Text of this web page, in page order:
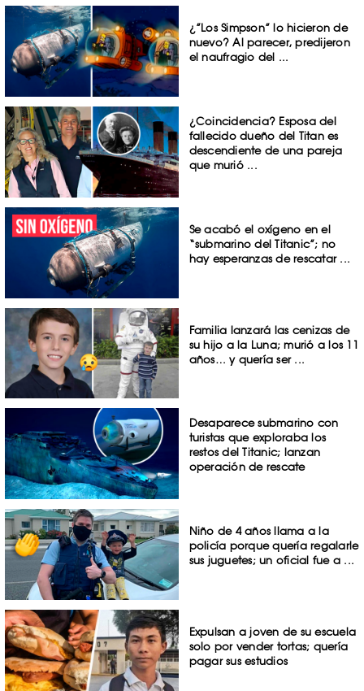
¿”Los Simpson” lo hicieron de
nuevo? Al parecer, predijeron
el naufragio del ...
¿Coincidencia? Esposa del
fallecido dueño del Titan es
descendiente de una pareja
que murió ...
Se acabó el oxígeno en el
“submarino del Titanic”; no
hay esperanzas de rescatar ...
Familia lanzará las cenizas de
su hijo a la Luna; murió a los 11
años… y quería ser ...
Desaparece submarino con
turistas que exploraba los
restos del Titanic; lanzan
operación de rescate
Niño de 4 años llama a la
policía porque quería regalarle
sus juguetes; un oficial fue a ...
Expulsan a joven de su escuela
solo por vender tortas; quería
pagar sus estudios